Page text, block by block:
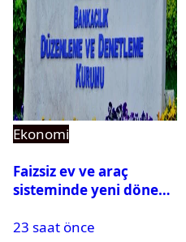
Ekonomi
Faizsiz ev ve araç
sisteminde yeni dönem:
değiştirdi
23 saat önce